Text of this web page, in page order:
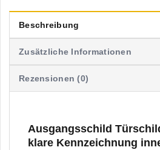
Beschreibung
Zusätzliche Informationen
Rezensionen (0)
Ausgangsschild
klare Kennzeichnung